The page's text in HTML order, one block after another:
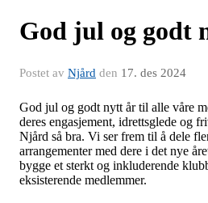
God jul og godt
Postet av Njård den 17. des 2024
God jul og godt nytt år til alle våre
deres engasjement, idrettsglede og
Njård så bra. Vi ser frem til å dele
arrangementer med dere i det nye
bygge et sterkt og inkluderende
eksisterende medlemmer.